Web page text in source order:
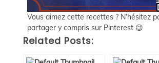
Vous aimez cette recettes ? N’hésitez
partager y compris sur Pinterest 😉
Related Posts: